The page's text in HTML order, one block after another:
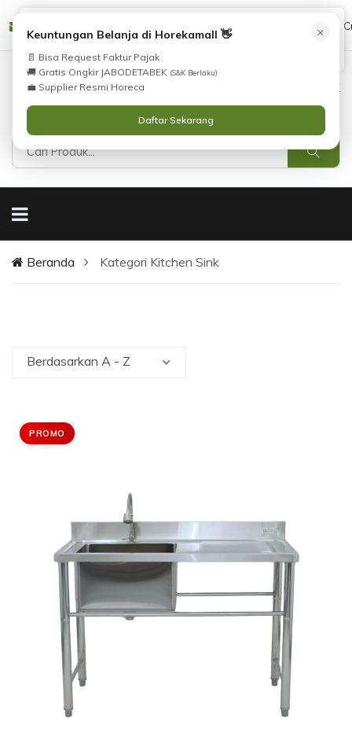
(021) 38783380 08551688000
Masuk
×
Keuntungan Belanja di Horekamall 👋
📄 Bisa Request Faktur Pajak
🚚 Gratis Ongkir JABODETABEK (S&K Berlaku)
💼 Supplier Resmi Horeca
Daftar Sekarang
Beranda Kategori Kitchen Sink
Berdasarkan A - Z
PROMO
i
Silahkan lihatKatalog
Hubungi Kami